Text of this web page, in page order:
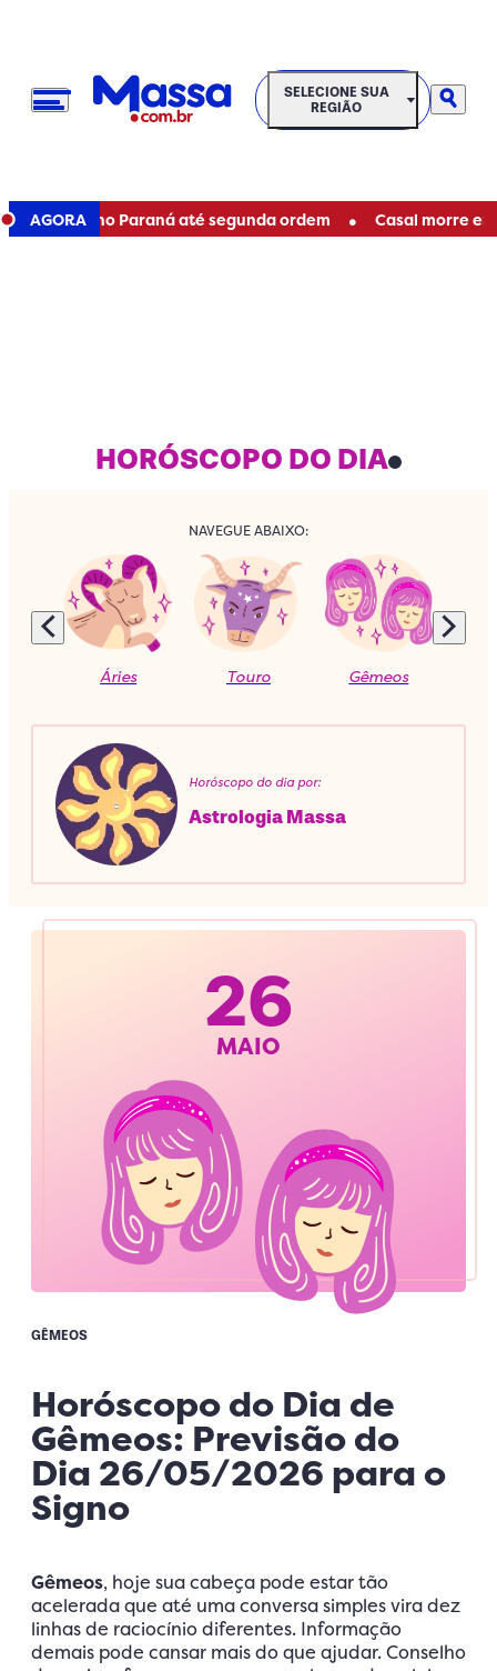
SELECIONE SUA REGIÃO
SELECIONE SUA
REGIÃO
AGORA
no Paraná até segunda ordem • Casal morre em
HORÓSCOPO DO DIA
NAVEGUE ABAIXO:
Áries Touro Gêmeos
Horóscopo do dia por:
Astrologia Massa
26
MAIO
GÊMEOS
Horóscopo do Dia de
Gêmeos: Previsão do
Dia 26/05/2026 para o
Signo
Gêmeos, hoje sua cabeça pode estar tão
acelerada que até uma conversa simples vira dez
linhas de raciocínio diferentes. Informação
demais pode cansar mais do que ajudar. Conselho